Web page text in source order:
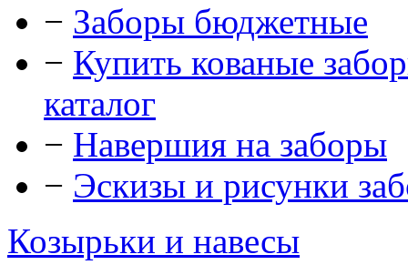
− Заборы бюджетные
− Купить кованые
каталог
− Навершия на заборы
− Эскизы и рисунки
Козырьки и навесы